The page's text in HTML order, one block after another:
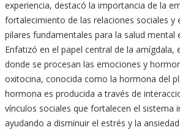
experiencia, destacó la importancia de la
fortalecimiento de las relaciones sociales y
pilares fundamentales para la salud mental
Enfatizó en el papel central de la amígdala,
donde se procesan las emociones y
oxitocina, conocida como la hormona del
hormona es producida a través de
vínculos sociales que fortalecen el sistema
ayudando a disminuir el estrés y la